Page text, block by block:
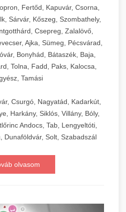
Fertőd, Kapuvár, Csorna,
Sárvár, Kőszeg, Szombathely,
Csepreg, Zalalövő,
Ajka, Sümeg, Pécsvárad,
Bonyhád, Bátaszék, Baja,
Tolna, Fadd, Paks, Kalocsa,
Tamási
Csurgó, Nagyatád, Kadarkút,
Harkány, Siklós, Villány, Bóly,
Andocs, Tab, Lengyeltóti,
Dunaföldvár, Solt, Szabadszál
olvasom